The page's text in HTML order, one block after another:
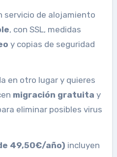
servicio de alojamiento
, con SSL, medidas
y copias de seguridad
en otro lugar y quieres
migración gratuita y
eliminar posibles virus
49,50€/año) incluyen